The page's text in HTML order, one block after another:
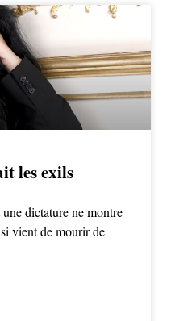
les exils
une dictature ne montre
vient de mourir de